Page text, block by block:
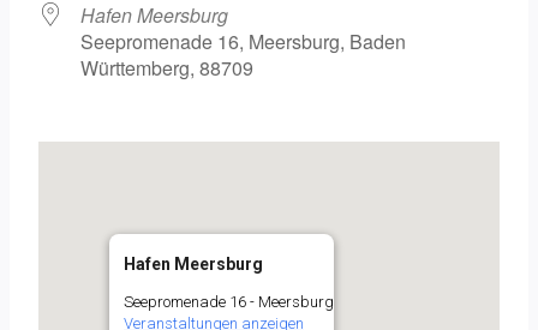
Hafen Meersburg
Seepromenade 16, Meersburg, Baden
Württemberg, 88709
Hafen Meersburg
Seepromenade 16 - Meersburg
Veranstaltungen anzeigen